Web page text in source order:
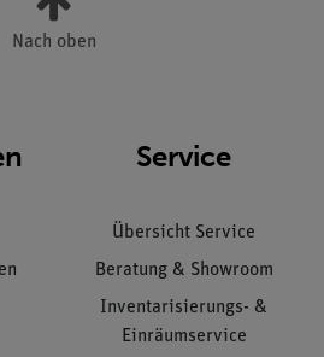
Nach oben
Service
Übersicht Service
Beratung & Showroom
Inventarisierungs- &
Einräumservice